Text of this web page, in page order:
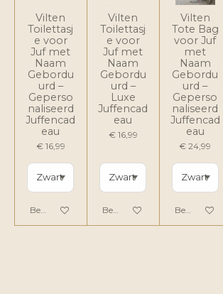
Vilten
Toilettasj
e voor
Juf met
Naam
Gebordu
urd –
Geperso
naliseerd
Juffencad
eau
€ 16,99
Bekijk details
Vilten
Toilettasj
e voor
Juf met
Naam
Gebordu
urd –
Luxe
Juffencad
eau
€ 16,99
Bekijk details
Vilten
Tote Bag
voor Juf
met
Naam
Gebordu
urd –
Geperso
naliseerd
Juffencad
eau
€ 24,99
Bekijk details